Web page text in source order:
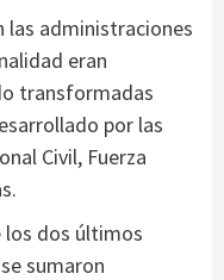
las administraciones
eran
transformadas
por las
Civil, Fuerza
los dos últimos
sumaron